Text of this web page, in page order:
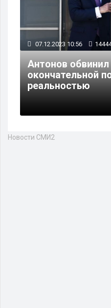
07.12.2023 10:56
Антонов
окончательной
реальностью
Новости СМИ2